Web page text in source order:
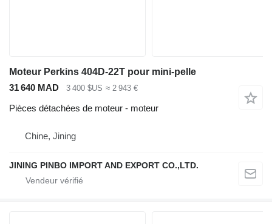
Moteur Perkins 404D-22T pour mini-pelle
31 640 MAD
3 400 $US ≈ 2 943 €
Pièces détachées de moteur - moteur
Chine, Jining
JINING PINBO IMPORT AND EXPORT CO.,LTD.